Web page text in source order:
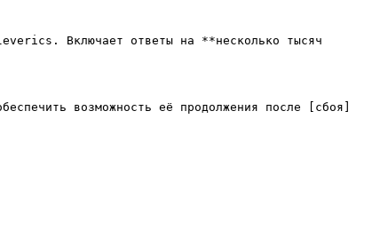
Включает ответы на **несколько тысяч
возможность её продолжения после [сбоя]